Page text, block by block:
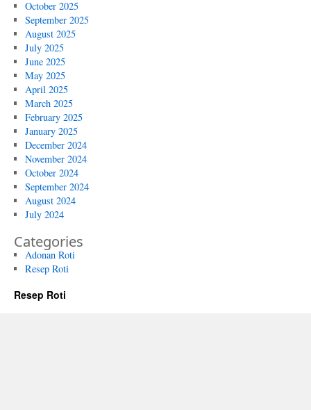
October 2025
September 2025
August 2025
July 2025
June 2025
May 2025
April 2025
March 2025
February 2025
January 2025
December 2024
November 2024
October 2024
September 2024
August 2024
July 2024
Categories
Adonan Roti
Resep Roti
Resep Roti